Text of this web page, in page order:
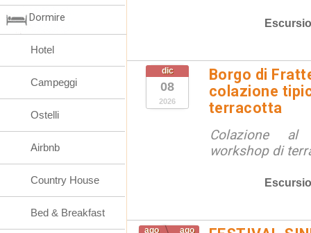
dic
08
2026
Borgo di
colazione
terracotta
Colazione al
workshop di
ago ago
Dormire
Hotel
Campeggi
Ostelli
Airbnb
Country House
Bed & Breakfast